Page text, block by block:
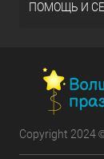
ПОМОЩЬ И
Copyright 2024